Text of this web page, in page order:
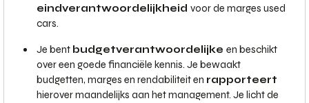
eindverantwoordelijkheid voor de marges used
cars.
Je bent budgetverantwoordelijke en beschikt
over een goede financiële kennis. Je bewaakt
budgetten, marges en rendabiliteit en rapporteert
hierover maandelijks aan het management. Je licht de